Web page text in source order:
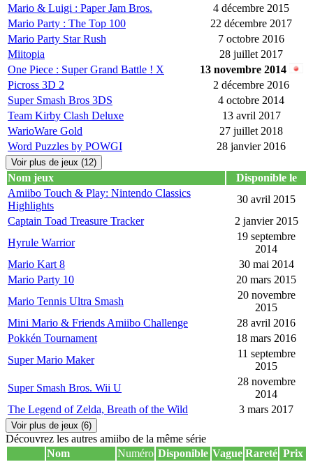
Mario & Luigi : Paper Jam Bros.
4 décembre 2015
Mario Party : The Top 100
22 décembre 2017
Mario Party Star Rush
7 octobre 2016
Miitopia
28 juillet 2017
One Piece : Super Grand Battle ! X
13 novembre 2014
Picross 3D 2
2 décembre 2016
Super Smash Bros 3DS
4 octobre 2014
Team Kirby Clash Deluxe
13 avril 2017
WarioWare Gold
27 juillet 2018
Word Puzzles by POWGI
28 janvier 2016
Voir plus de jeux (12)
Nom jeux
Disponible le
Amiibo Touch & Play: Nintendo Classics
Highlights
30 avril 2015
Captain Toad Treasure Tracker
2 janvier 2015
Hyrule Warrior
19 septembre
2014
Mario Kart 8
30 mai 2014
Mario Party 10
20 mars 2015
Mario Tennis Ultra Smash
20 novembre
2015
Mini Mario & Friends Amiibo Challenge
28 avril 2016
Pokkén Tournament
18 mars 2016
Super Mario Maker
11 septembre
2015
Super Smash Bros. Wii U
28 novembre
2014
The Legend of Zelda, Breath of the Wild
3 mars 2017
Voir plus de jeux (6)
Découvrez les autres amiibo de la même série
Nom
Numéro Disponible Vague Rareté Prix